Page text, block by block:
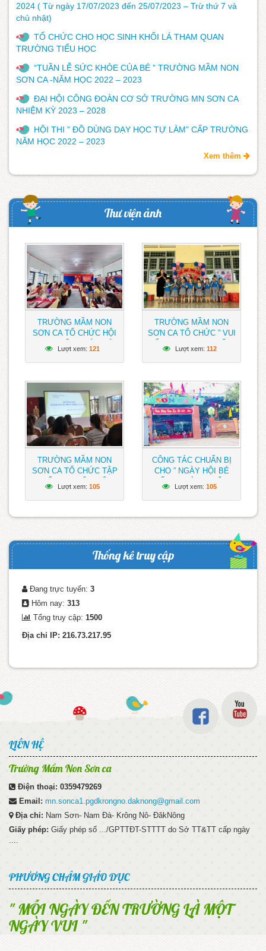
2024 ( Từ ngày 17/07/2023 đến 25/07/2023 – Trừ thứ 7 và
chủ nhật)
TỔ CHỨC CHO HỌC SINH KHỐI LÁ THAM QUAN
TRƯỜNG TIỂU HỌC
“TUẦN LỄ SỨC KHỎE CỦA BÉ ” TRƯỜNG MẦM NON
SƠN CA -NĂM HỌC 2022 – 2023
ĐẠI HỘI CÔNG ĐOÀN CƠ SỞ TRƯỜNG MN SƠN CA
NHIỆM KỲ 2023 – 2028
HỘI THI ” ĐỒ DÙNG DẠY HỌC TỰ LÀM” CẤP TRƯỜNG
NĂM HỌC 2022 – 2023
Xem thêm
Thư viện ảnh
TRƯỜNG MẦM NON
SƠN CA TỔ CHỨC HỘI
NGƯỜI LAO ĐỘNG NĂM
HỌC 2023 – 2024
Lượt xem: 121
TRƯỜNG MẦM NON
SƠN CA TỔ CHỨC ” VUI
2023 CHO HỌC SINH
TOÀN TRƯỜNG
Lượt xem: 112
TRƯỜNG MẦM NON
SƠN CA TỔ CHỨC TẬP
NĂM HỌC 2023 – 2024
Lượt xem: 105
CÔNG TÁC CHUẨN BỊ
CHO ” NGÀY HỘI BÉ
HỌC 2023 – 2024
TRƯỜNG MẦM NON
CHUẨN BỊ ĐÓN CHÀO
Lượt xem: 105
Thống kê truy cập
Đang trực tuyến: 3
Hôm nay: 313
Tổng truy cập: 1500
Địa chỉ IP: 216.73.217.95
LIÊN HỆ
Trường Mầm Non Sơn ca
Điện thoại: 0359479269
Email: mn.sonca1.pgdkrongno.daknong@gmail.com
Địa chỉ: Nam Sơn- Nam Đà- Krông Nô- ĐăkNông
Giấy phép: Giấy phép số .../GPTTĐT-STTTT do Sở TT&TT cấp ngày
....
PHƯƠNG CHÂM GIÁO DỤC
" MỖI NGÀY ĐẾN TRƯỜNG LÀ MỘT
NGÀY VUI "